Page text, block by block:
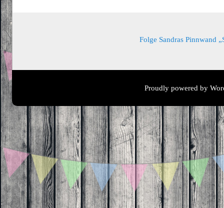
Folge Sandras Pinnwand
Proudly powered by